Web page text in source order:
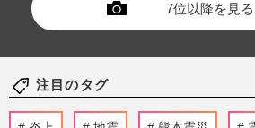
7位以降を見る
注目のタグ